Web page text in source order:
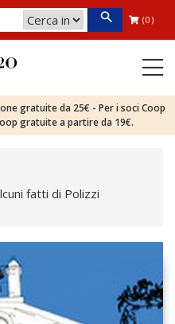
(0)
gratuite da 25€ - Per i soci Coop
gratuite a partire da 19€.
fatti di Polizzi